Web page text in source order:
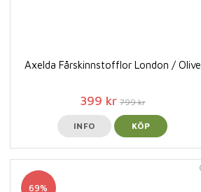
Axelda Fårskinnstofflor London / Olive
399 kr 799 kr
INFO KÖP
69%